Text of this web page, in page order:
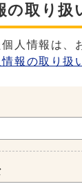
の取り扱
人情報は、
報の取り扱